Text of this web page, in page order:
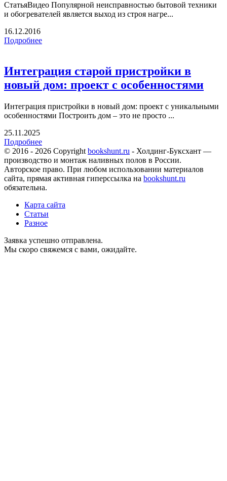
СтатьяВидео Популярной неисправностью бытовой техники
и обогревателей является выход из строя нагре...
16.12.2016
Подробнее
Интеграция старой пристройки в
новый дом: проект с особенностями
Интеграция пристройки в новый дом: проект с уникальными
особенностями Построить дом – это не просто ...
25.11.2025
Подробнее
© 2016 - 2026 Copyright bookshunt.ru - Холдинг-Буксхант —
производство и монтаж наливных полов в России.
Авторское право. При любом использовании материалов
сайта, прямая активная гиперссылка на bookshunt.ru
обязательна.
Карта сайта
Статьи
Разное
Заявка успешно отправлена.
Мы скоро свяжемся с вами, ожидайте.